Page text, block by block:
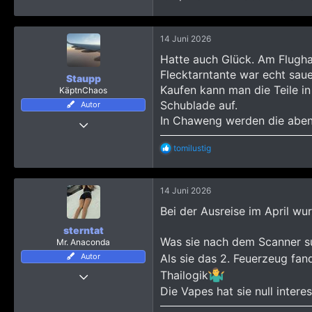
Staupp
KäptnChaos
Autor
28 Oktober 2012
14 Juni 2026
Hatte auch Glück. Am
Flecktarntante war echt
Kaufen kann man die Teile
Schublade auf.
In Chaweng werden die
R
a
k
t
o
n
:
tomilustig
sterntat
Mr. Anaconda
Autor
14 Juni 2026
Bei der Ausreise im April
Was sie nach dem Scanner
Als sie das 2. Feuerzeug
Thailogik
Die Vapes hat sie null